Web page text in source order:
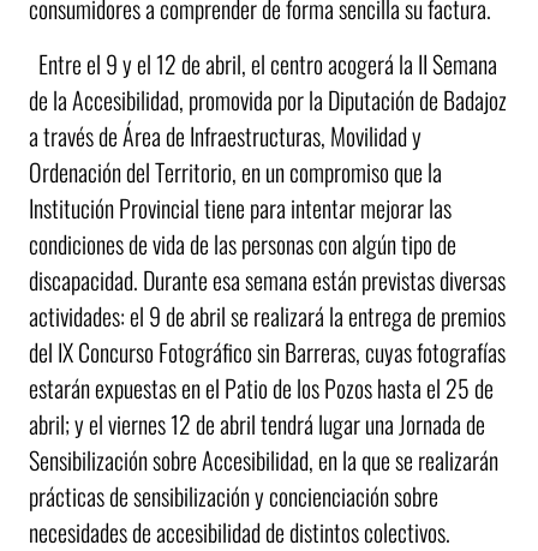
consumidores a comprender de forma sencilla su factura.
Entre el 9 y el 12 de abril, el centro acogerá la II Semana
de la Accesibilidad, promovida por la Diputación de Badajoz
a través de Área de Infraestructuras, Movilidad y
Ordenación del Territorio, en un compromiso que la
Institución Provincial tiene para intentar mejorar las
condiciones de vida de las personas con algún tipo de
discapacidad. Durante esa semana están previstas diversas
actividades: el 9 de abril se realizará la entrega de premios
del IX Concurso Fotográfico sin Barreras, cuyas fotografías
estarán expuestas en el Patio de los Pozos hasta el 25 de
abril; y el viernes 12 de abril tendrá lugar una Jornada de
Sensibilización sobre Accesibilidad, en la que se realizarán
prácticas de sensibilización y concienciación sobre
necesidades de accesibilidad de distintos colectivos.